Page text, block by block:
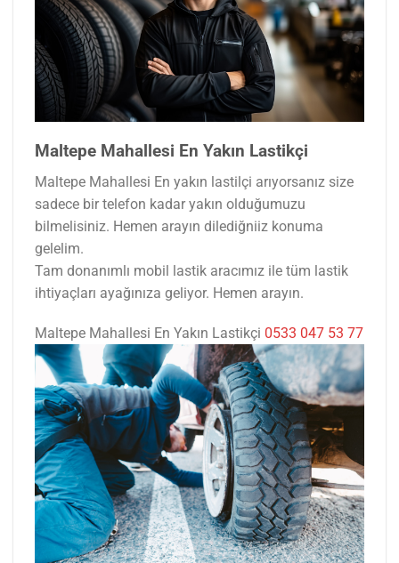
Maltepe Mahallesi En Yakın Lastikçi
Maltepe Mahallesi En yakın lastilçi arıyorsanız size
sadece bir telefon kadar yakın olduğumuzu
bilmelisiniz. Hemen arayın dilediğniiz konuma
gelelim.
Tam donanımlı mobil lastik aracımız ile tüm lastik
ihtiyaçları ayağınıza geliyor. Hemen arayın.
Maltepe Mahallesi En Yakın Lastikçi 0533 047 53 77